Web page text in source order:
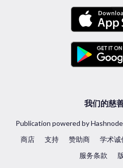
我们的慈
Publication powered by Hashnode
商店
支持 赞助商 学术诚
服务条款